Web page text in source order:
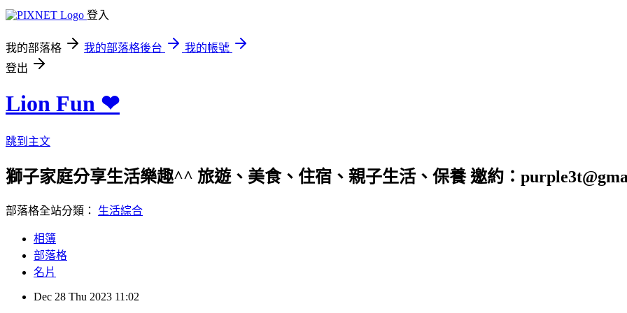
登入
我的部落格 我的部落格後台
我的帳號
登出
Lion Fun ❤
跳到主文
獅子家庭分享生活樂趣^^ 旅遊、美食、住宿、親子生活、保養 邀約：
部落格全站分類： 生活綜合
相簿
部落格
名片
Dec 28 Thu 2023 11:02